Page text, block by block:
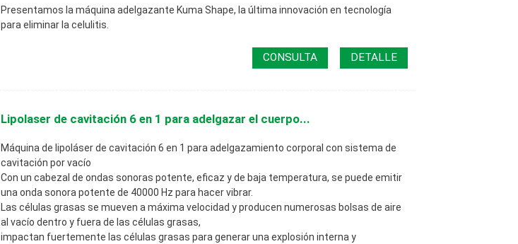
Presentamos la máquina adelgazante Kuma Shape, la última innovación en tecnología
para eliminar la celulitis.
CONSULTA DETALLE
Lipolaser de cavitación 6 en 1 para adelgazar el cuerpo...
Máquina de lipoláser de cavitación 6 en 1 para adelgazamiento corporal con sistema de
cavitación por vacío
Con un cabezal de ondas sonoras potente, eficaz y de baja temperatura, se puede emitir
una onda sonora potente de 40000 Hz para hacer vibrar.
Las células grasas se mueven a máxima velocidad y producen numerosas bolsas de aire
al vacío dentro y fuera de las células grasas,
impactan fuertemente las células grasas para generar una explosión interna y